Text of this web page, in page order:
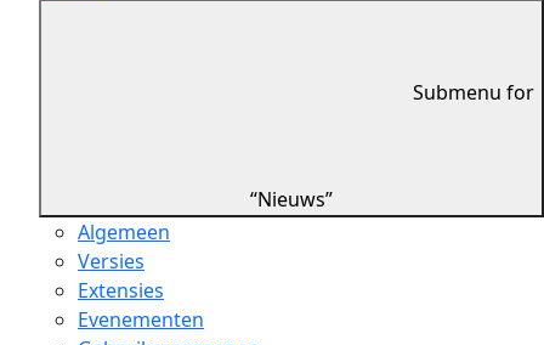
Submenu for
“Nieuws”
Algemeen
Versies
Extensies
Evenementen